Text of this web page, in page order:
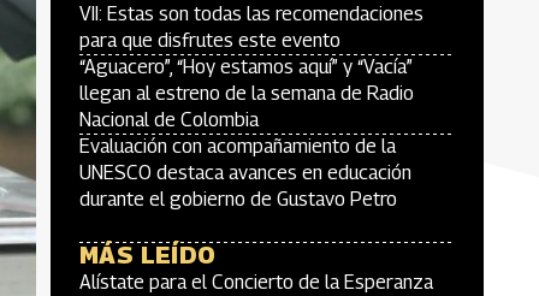
VII: Estas son todas las recomendaciones
para que disfrutes este evento
“Aguacero”, “Hoy estamos aquí” y “Vacía”
llegan al estreno de la semana de Radio
Nacional de Colombia
Evaluación con acompañamiento de la
UNESCO destaca avances en educación
durante el gobierno de Gustavo Petro
MÁS LEÍDO
Alístate para el Concierto de la Esperanza